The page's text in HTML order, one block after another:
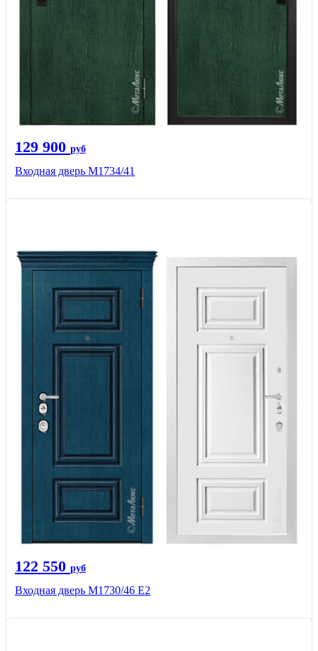
129 900 руб
Входная дверь М1734/41
122 550 руб
Входная дверь М1730/46 Е2